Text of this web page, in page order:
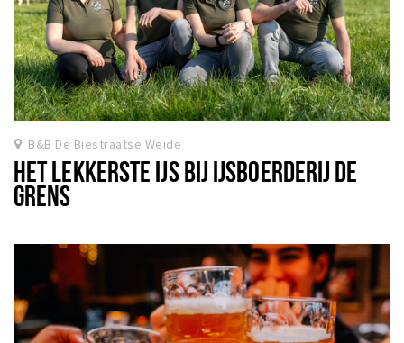
B&B De Biestraatse Weide
HET LEKKERSTE IJS BIJ IJSBOERDERIJ DE
GRENS